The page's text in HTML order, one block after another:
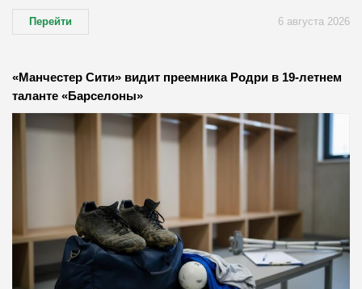
Перейти 6 августа 2026
«Манчестер Сити» видит преемника Родри в 19-летнем
таланте «Барселоны»